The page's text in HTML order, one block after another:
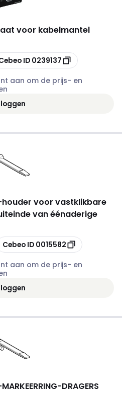
voor kabelmantel
ID 0239137
aan om de prijs- en
houder voor vastklikbare
van éénaderige
Cebeo ID 0015582
aan om de prijs- en
MARKEERRING-DRAGERS